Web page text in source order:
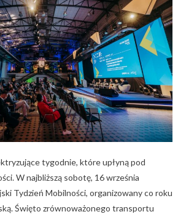
tygodnie, które upłyną pod
W najbliższą sobotę, 16 września
Tydzień Mobilności, organizowany co roku
Święto zrównoważonego transportu